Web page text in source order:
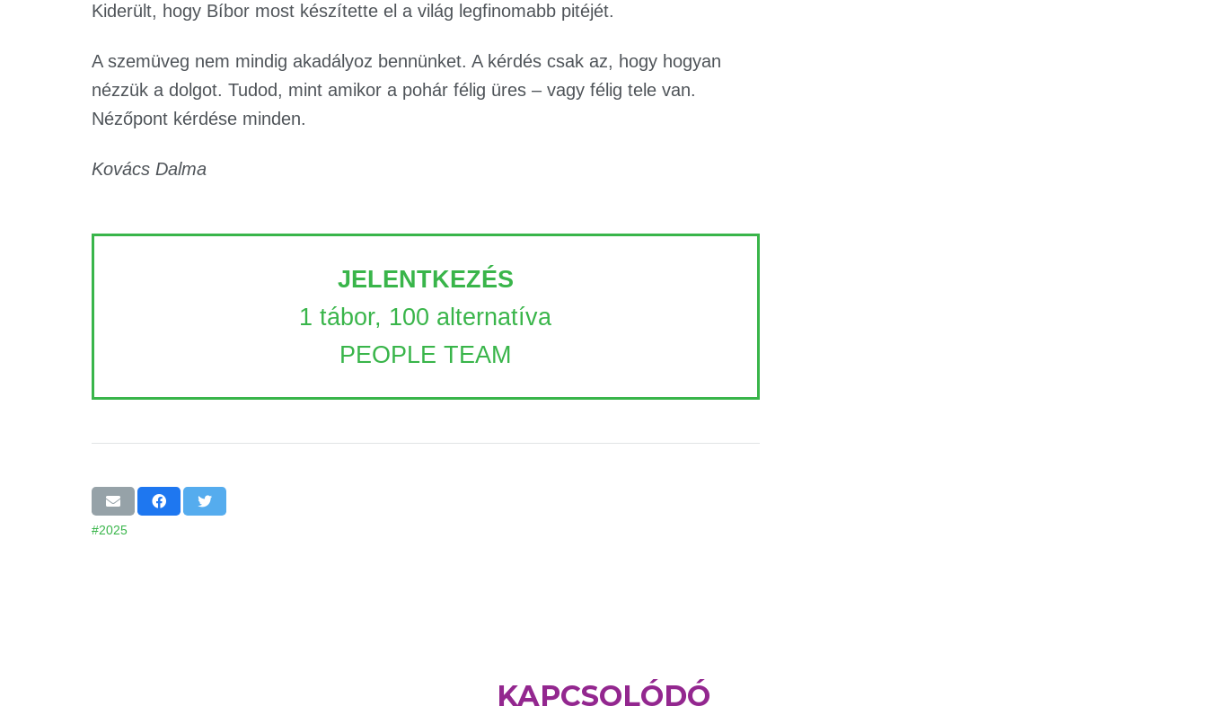
Kiderült, hogy Bíbor most készítette el a világ legfinomabb pitéjét.
A szemüveg nem mindig akadályoz bennünket. A kérdés csak az, hogy hogyan
nézzük a dolgot. Tudod, mint amikor a pohár félig üres – vagy félig tele van.
Nézőpont kérdése minden.
Kovács Dalma
JELENTKEZÉS
1 tábor, 100 alternatíva
PEOPLE TEAM
#2025
KAPCSOLÓDÓ